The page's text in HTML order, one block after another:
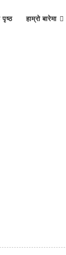
पृष्ठ हाम्रो बारेमा